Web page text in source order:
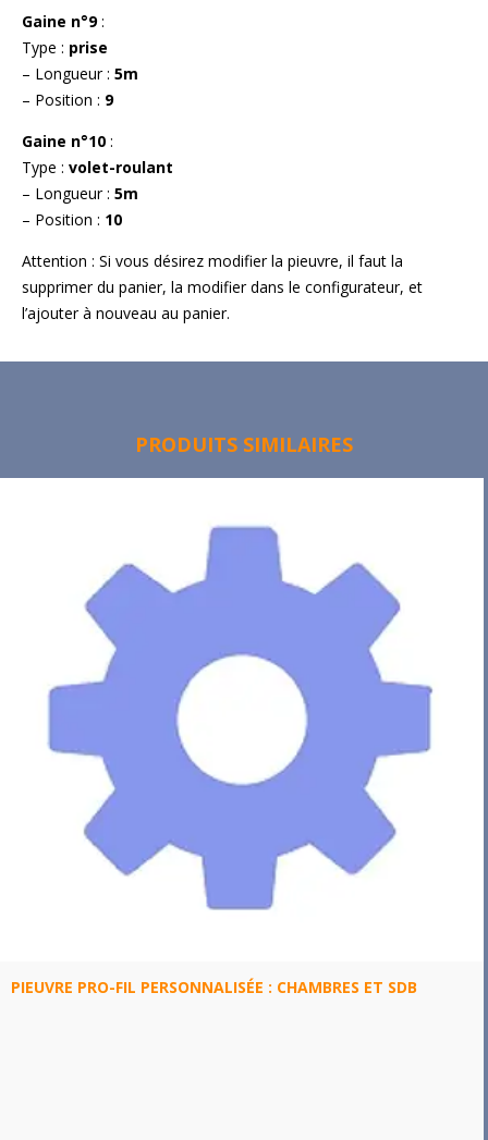
Gaine n°9:
Type : prise
– Longueur : 5m
– Position : 9
Gaine n°10 :
Type : volet-roulant
– Longueur : 5m
– Position : 10
Attention : Si vous désirez modifier la pieuvre, il faut la
supprimer du panier, la modifier dans le configurateur, et
l’ajouter à nouveau au panier.
PRODUITS SIMILAIRES
PIEUVRE PRO-FIL PERSONNALISÉE : CHAMBRES ET SDB